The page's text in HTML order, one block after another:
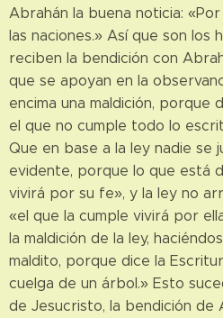
Abrahán la buena noticia:
las naciones.» Así que son los
reciben la bendición con
que se apoyan en la
encima una maldición, porque
el que no cumple todo lo
Que en base a la ley nadie se
evidente, porque lo que está
vivirá por su fe», y la ley no
«el que la cumple vivirá por
la maldición de la ley,
maldito, porque dice la
cuelga de un árbol.» Esto
de Jesucristo, la bendición de